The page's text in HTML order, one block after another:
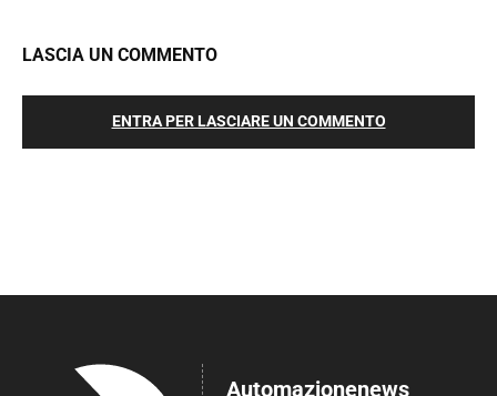
LASCIA UN COMMENTO
ENTRA PER LASCIARE UN COMMENTO
Automazionenews